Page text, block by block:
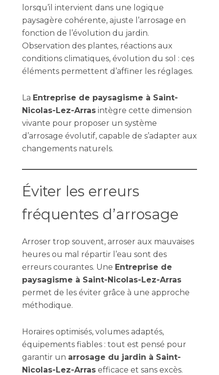
lorsqu’il intervient dans une logique
paysagère cohérente, ajuste l’arrosage en
fonction de l’évolution du jardin.
Observation des plantes, réactions aux
conditions climatiques, évolution du sol : ces
éléments permettent d’affiner les réglages.
La Entreprise de paysagisme à Saint-
Nicolas-Lez-Arras intègre cette dimension
vivante pour proposer un système
d’arrosage évolutif, capable de s’adapter aux
changements naturels.
Éviter les erreurs
fréquentes d’arrosage
Arroser trop souvent, arroser aux mauvaises
heures ou mal répartir l’eau sont des
erreurs courantes. Une Entreprise de
paysagisme à Saint-Nicolas-Lez-Arras
permet de les éviter grâce à une approche
méthodique.
Horaires optimisés, volumes adaptés,
équipements fiables : tout est pensé pour
garantir un arrosage du jardin à Saint-
Nicolas-Lez-Arras efficace et sans excès.